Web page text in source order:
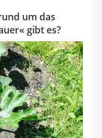
um das
gibt es?